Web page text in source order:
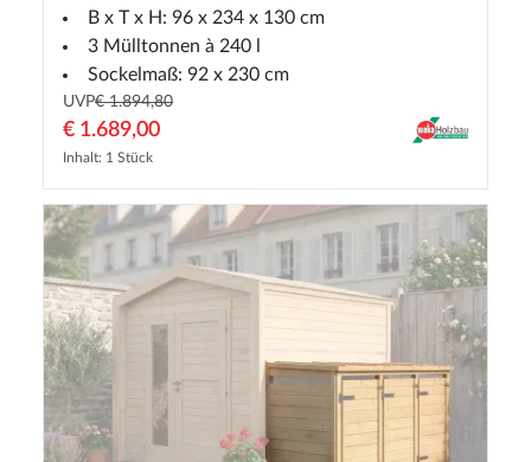
B x T x H: 96 x 234 x 130 cm
3 Mülltonnen à 240 l
Sockelmaß: 92 x 230 cm
UVP€ 1.894,80
€ 1.689,00
Inhalt: 1 Stück